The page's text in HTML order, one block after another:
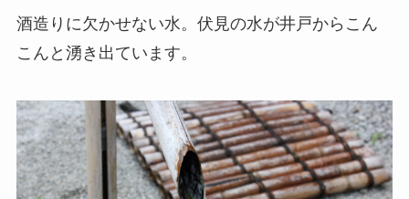
酒造りに欠かせない水。伏見の水が井戸からこん
こんと湧き出ています。